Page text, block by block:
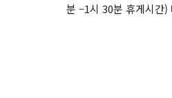
분 –1시 30분 휴게시간)